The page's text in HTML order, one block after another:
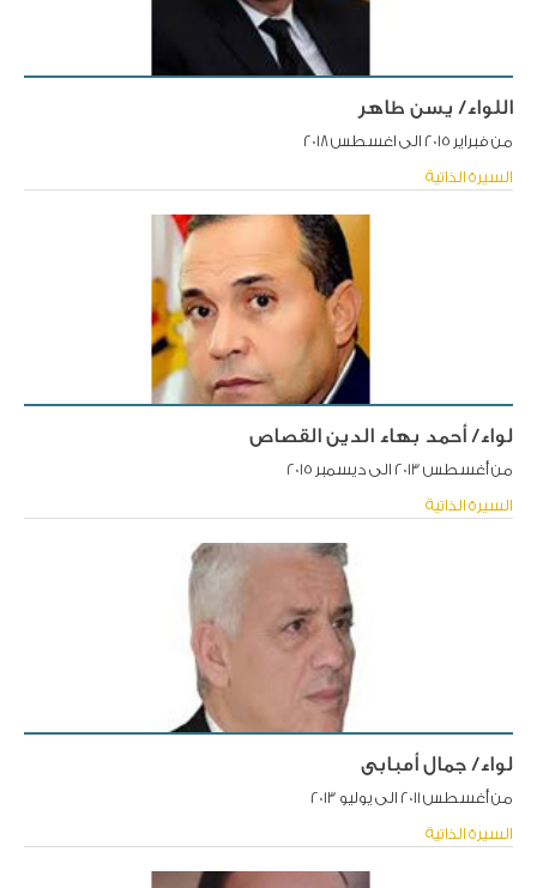
اللواء/ يسن طاهر
من فبراير 2015 الى اغسطس 2018
السيرة الذاتية
لواء/ أحمد بهاء الدين القصاص
من أغسطس 2013 الى ديسمبر 2015
السيرة الذاتية
لواء/ جمال أمبابى
من أغسطس 2011 الى يوليو 2013
السيرة الذاتية